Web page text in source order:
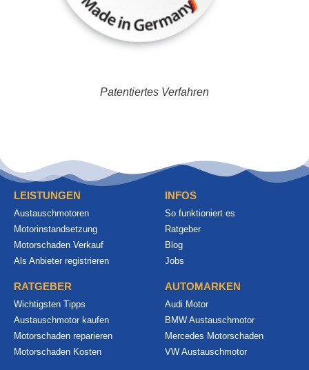
Patentiertes Verfahren
LEISTUNGEN
Austauschmotoren
Motorinstandsetzung
Motorschaden Verkauf
Als Anbieter registrieren
INFOS
So funktioniert es
Ratgeber
Blog
Jobs
RATGEBER
Wichtigsten Tipps
Austauschmotor kaufen
Motorschaden reparieren
Motorschaden Kosten
AUTOMARKEN
Audi Motor
BMW Austauschmotor
Mercedes Motorschaden
VW Austauschmotor